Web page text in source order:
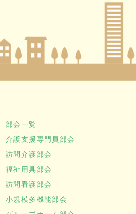
部会一覧
介護支援専門員部会
訪問介護部会
福祉用具部会
訪問看護部会
小規模多機能部会